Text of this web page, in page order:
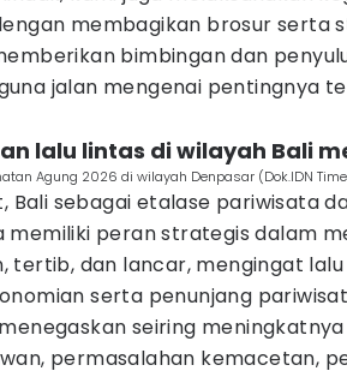
membagikan brosur serta
bimbingan dan
jalan mengenai pentingnya
lalu lintas di wilayah Bali
Agung 2026 di wilayah Denpasar (Dok.IDN
Bali sebagai etalase pariwisata
memiliki peran strategis dalam
tertib, dan lancar, mengingat
serta penunjang
seiring
permasalahan kemacetan,